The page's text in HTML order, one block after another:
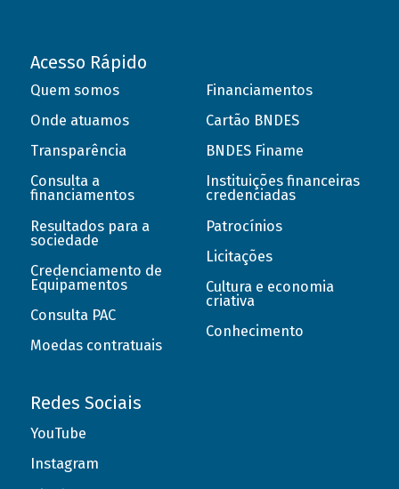
Acesso Rápido
Quem somos
Onde atuamos
Transparência
Consulta a
financiamentos
Resultados para a
sociedade
Credenciamento de
Equipamentos
Consulta PAC
Moedas contratuais
Financiamentos
Cartão BNDES
BNDES Finame
Instituições financeiras
credenciadas
Patrocínios
Licitações
Cultura e economia
criativa
Conhecimento
Redes Sociais
YouTube
Instagram